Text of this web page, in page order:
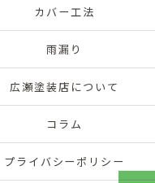
カバー工法
雨漏り
広瀬塗装店について
コラム
プライバシーポリシー